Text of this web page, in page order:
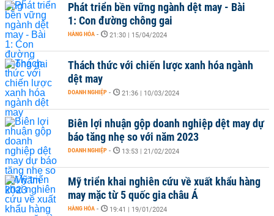
Phát triển bền vững ngành dệt may - Bài
1: Con đường chông gai
HÀNG HÓA - 21:30 | 15/04/2024
Thách thức với chiến lược xanh hóa ngành
dệt may
DOANH NGHIỆP - 21:36 | 10/03/2024
Biên lợi nhuận gộp doanh nghiệp dệt may dự
báo tăng nhẹ so với năm 2023
DOANH NGHIỆP - 13:53 | 21/02/2024
Mỹ triển khai nghiên cứu về xuất khẩu hàng
may mặc từ 5 quốc gia châu Á
HÀNG HÓA - 19:41 | 19/01/2024